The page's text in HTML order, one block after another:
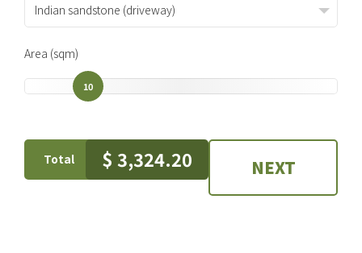
Indian sandstone (driveway)
Area (sqm)
10
Total $ 3,324.20 NEXT